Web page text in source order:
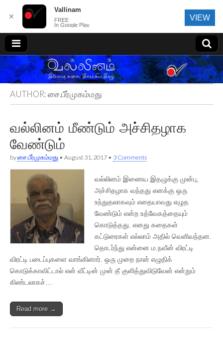
வல்லினம்
AUTHOR:சை.பீர்முகம்மது
வல்லினம் மீண்டும் அச்சிதழாக
வேண்டும்
byசை.பீர்முகம்மது • August 31, 2017 • 3 Comments
வல்லினம் இணைய இதழுக்கு முன்பு,
அச்சிதழாக வந்தது எனக்கு ஒரு
உந்துதலாகவும் எதையாவது எழுத
வேண்டும் என்ற உத்வேகத்தையும்
கொடுத்தது. எனது கதைகள்
கட்டுரைகள் எல்லாம் அதில் வெளிவந்தன.
தொடர்ந்து என்னை ம.நவீன் விரட்டி
விரட்டி படைப்புகளை வாங்கினார். ஒரு முறை நான் எழுதிக்
கொடுக்காவிட்டால் என் வீட்டின் முன் தீ குளித்துவிடுவேன் என்றும்
கிண்டலாகச்…
Read more →
✕
Vallinam
FREE
In Google Play
VIEW